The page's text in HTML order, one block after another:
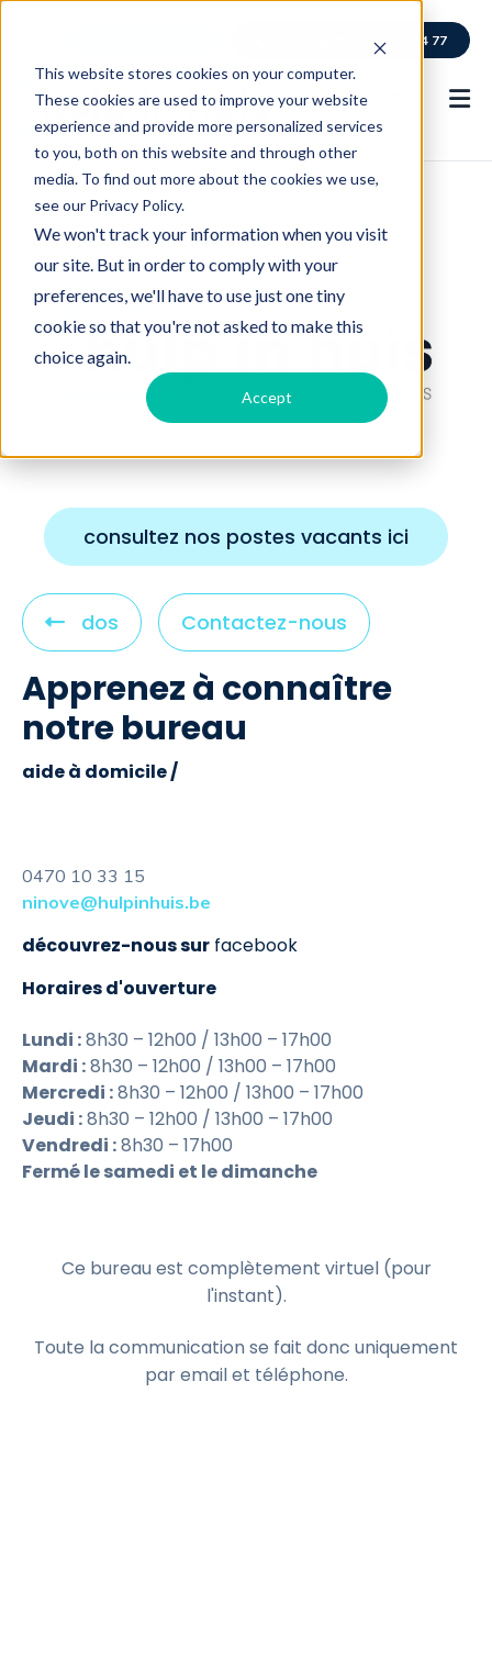
This website stores cookies on your computer.
These cookies are used to improve your website
experience and provide more personalized services
to you, both on this website and through other
media. To find out more about the cookies we use,
see our Privacy Policy.
We won't track your information when you visit
our site. But in order to comply with your
preferences, we'll have to use just one tiny
cookie so that you're not asked to make this
choice again.
Accept
0800 114 77
consultez nos postes vacants ici
C
l
i
k
t
e
w
dos Contactez-nous
Apprenez à connaître
notre bureau
aide à domicile /
0470 10 33 15
ninove@hulpinhuis.be
découvrez-nous sur facebook
Horaires d'ouverture
Lundi :8h30 – 12h00 / 13h00 – 17h00
Mardi :8h30 – 12h00 / 13h00 – 17h00
Mercredi :8h30 – 12h00 / 13h00 – 17h00
Jeudi :8h30 – 12h00 / 13h00 – 17h00
Vendredi :8h30 – 17h00
Fermé le samedi et le dimanche
Ce bureau est complètement virtuel (pour
l'instant).
Toute la communication se fait donc uniquement
par email et téléphone.